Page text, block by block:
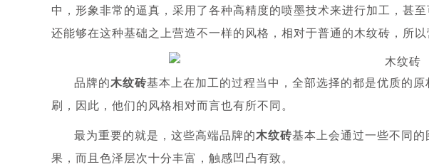
中，形象非常的逼真，采用了各种高精度的喷墨技术来进行加工，甚
还能够在这种基础之上营造不一样的风格，相对于普通的木纹砖，所
品牌的木纹砖基本上在加工的过程当中，全部选择的都是优质的
刷，因此，他们的风格相对而言也有所不同。
最为重要的就是，这些高端品牌的木纹砖基本上会通过一些不同
果，而且色泽层次十分丰富，触感凹凸有致。